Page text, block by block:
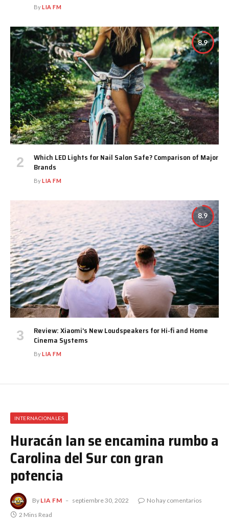
ByLIA FM
8.9
Which LED Lights for Nail Salon Safe? Comparison of Major
Brands
ByLIA FM
8.9
Review: Xiaomi’s New Loudspeakers for Hi-fi and Home
Cinema Systems
ByLIA FM
INTERNACIONALES
Huracán Ian se encamina rumbo a
Carolina del Sur con gran
potencia
By LIA FM septiembre 30, 2022
No hay comentarios
2 Mins Read